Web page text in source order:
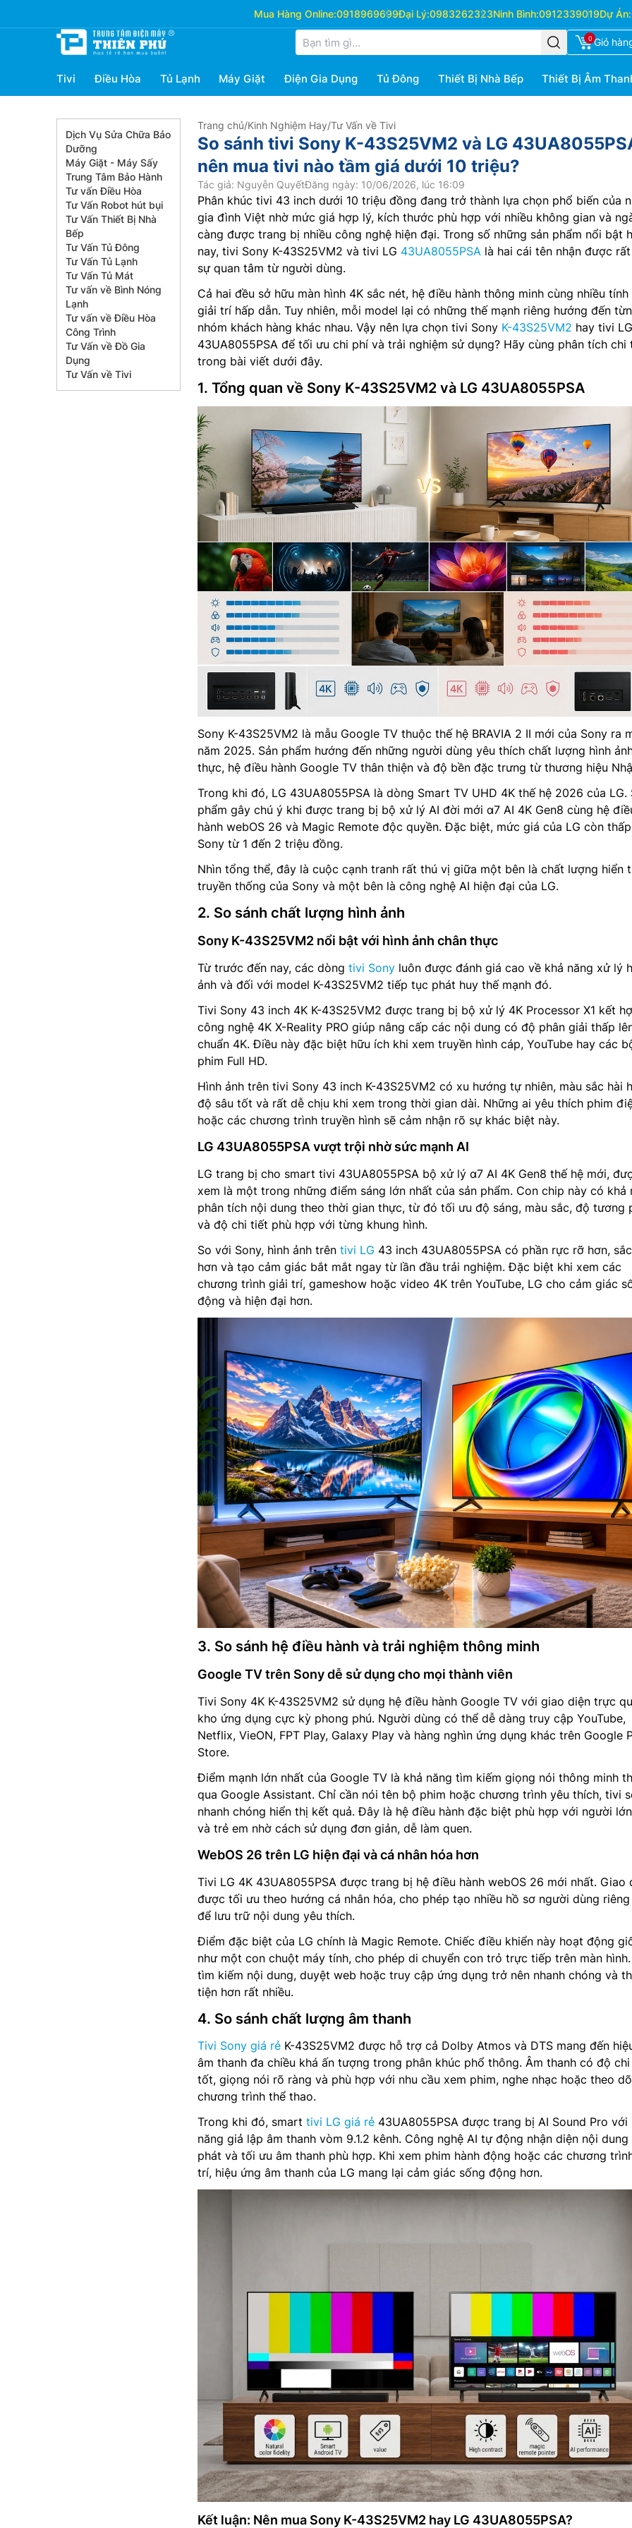
Mua Hàng Online:0918969699Đại Lý:0983262323Ninh Bình:0912339019Dự Án:
0 Giỏ
Tivi Điều Hòa Tủ Lạnh Máy Giặt Điện Gia Dụng Tủ Đông Thiết Bị Nhà Bếp Thiết Bị Âm
Dịch Vụ Sửa Chữa Bảo
Dưỡng
Máy Giặt - Máy Sấy
Trung Tâm Bảo Hành
Tư vấn Điều Hòa
Tư Vấn Robot hút bụi
Tư Vấn Thiết Bị Nhà
Bếp
Tư Vấn Tủ Đông
Tư Vấn Tủ Lạnh
Tư Vấn Tủ Mát
Tư vấn về Bình Nóng
Lạnh
Tư vấn về Điều Hòa
Công Trình
Tư Vấn về Đồ Gia
Dụng
Tư Vấn về Tivi
Trang chủ/Kinh Nghiệm Hay/Tư Vấn về Tivi
So sánh tivi Sony K-43S25VM2 và LG
nên mua tivi nào tầm giá dưới 10 triệu?
Tác giả: Nguyễn QuyếtĐăng ngày: 10/06/2026, lúc 16:09
Phân khúc tivi 43 inch dưới 10 triệu đồng đang trở thành lựa chọn phổ biến của
gia đình Việt nhờ mức giá hợp lý, kích thước phù hợp với nhiều không gian và
càng được trang bị nhiều công nghệ hiện đại. Trong số những sản phẩm nổi bật
nay, tivi Sony K-43S25VM2 và tivi LG 43UA8055PSA là hai cái tên nhận được
sự quan tâm từ người dùng.
Cả hai đều sở hữu màn hình 4K sắc nét, hệ điều hành thông minh cùng nhiều tính
giải trí hấp dẫn. Tuy nhiên, mỗi model lại có những thế mạnh riêng hướng đến
nhóm khách hàng khác nhau. Vậy nên lựa chọn tivi Sony K-43S25VM2 hay tivi LG
43UA8055PSA để tối ưu chi phí và trải nghiệm sử dụng? Hãy cùng phân tích chi
trong bài viết dưới đây.
1. Tổng quan về Sony K-43S25VM2 và LG 43UA8055PSA
Sony K-43S25VM2 là mẫu Google TV thuộc thế hệ BRAVIA 2 II mới của Sony ra
năm 2025. Sản phẩm hướng đến những người dùng yêu thích chất lượng hình
thực, hệ điều hành Google TV thân thiện và độ bền đặc trưng từ thương hiệu
Trong khi đó, LG 43UA8055PSA là dòng Smart TV UHD 4K thế hệ 2026 của LG.
phẩm gây chú ý khi được trang bị bộ xử lý AI đời mới α7 AI 4K Gen8 cùng hệ
hành webOS 26 và Magic Remote độc quyền. Đặc biệt, mức giá của LG còn
Sony từ 1 đến 2 triệu đồng.
Nhìn tổng thể, đây là cuộc cạnh tranh rất thú vị giữa một bên là chất lượng hiển
truyền thống của Sony và một bên là công nghệ AI hiện đại của LG.
2. So sánh chất lượng hình ảnh
Sony K-43S25VM2 nổi bật với hình ảnh chân thực
Từ trước đến nay, các dòng tivi Sony luôn được đánh giá cao về khả năng xử lý
ảnh và đối với model K-43S25VM2 tiếp tục phát huy thế mạnh đó.
Tivi Sony 43 inch 4K K-43S25VM2 được trang bị bộ xử lý 4K Processor X1 kết
công nghệ 4K X-Reality PRO giúp nâng cấp các nội dung có độ phân giải thấp
chuẩn 4K. Điều này đặc biệt hữu ích khi xem truyền hình cáp, YouTube hay các
phim Full HD.
Hình ảnh trên tivi Sony 43 inch K-43S25VM2 có xu hướng tự nhiên, màu sắc hài
độ sâu tốt và rất dễ chịu khi xem trong thời gian dài. Những ai yêu thích phim
hoặc các chương trình truyền hình sẽ cảm nhận rõ sự khác biệt này.
LG 43UA8055PSA vượt trội nhờ sức mạnh AI
LG trang bị cho smart tivi 43UA8055PSA bộ xử lý α7 AI 4K Gen8 thế hệ mới,
xem là một trong những điểm sáng lớn nhất của sản phẩm. Con chip này có khả
phân tích nội dung theo thời gian thực, từ đó tối ưu độ sáng, màu sắc, độ tương
và độ chi tiết phù hợp với từng khung hình.
So với Sony, hình ảnh trên tivi LG 43 inch 43UA8055PSA có phần rực rỡ hơn,
hơn và tạo cảm giác bắt mắt ngay từ lần đầu trải nghiệm. Đặc biệt khi xem các
chương trình giải trí, gameshow hoặc video 4K trên YouTube, LG cho cảm giác
động và hiện đại hơn.
3. So sánh hệ điều hành và trải nghiệm thông minh
Google TV trên Sony dễ sử dụng cho mọi thành viên
Tivi Sony 4K K-43S25VM2 sử dụng hệ điều hành Google TV với giao diện trực
kho ứng dụng cực kỳ phong phú. Người dùng có thể dễ dàng truy cập YouTube,
Netflix, VieON, FPT Play, Galaxy Play và hàng nghìn ứng dụng khác trên Google
Store.
Điểm mạnh lớn nhất của Google TV là khả năng tìm kiếm giọng nói thông minh
qua Google Assistant. Chỉ cần nói tên bộ phim hoặc chương trình yêu thích, tivi
nhanh chóng hiển thị kết quả. Đây là hệ điều hành đặc biệt phù hợp với người
và trẻ em nhờ cách sử dụng đơn giản, dễ làm quen.
WebOS 26 trên LG hiện đại và cá nhân hóa hơn
Tivi LG 4K 43UA8055PSA được trang bị hệ điều hành webOS 26 mới nhất. Giao
được tối ưu theo hướng cá nhân hóa, cho phép tạo nhiều hồ sơ người dùng
để lưu trữ nội dung yêu thích.
Điểm đặc biệt của LG chính là Magic Remote. Chiếc điều khiển này hoạt động
như một con chuột máy tính, cho phép di chuyển con trỏ trực tiếp trên màn
tìm kiếm nội dung, duyệt web hoặc truy cập ứng dụng trở nên nhanh chóng và
tiện hơn rất nhiều.
4. So sánh chất lượng âm thanh
Tivi Sony giá rẻ K-43S25VM2 được hỗ trợ cả Dolby Atmos và DTS mang đến
âm thanh đa chiều khá ấn tượng trong phân khúc phổ thông. Âm thanh có độ
tốt, giọng nói rõ ràng và phù hợp với nhu cầu xem phim, nghe nhạc hoặc theo
chương trình thể thao.
Trong khi đó, smart tivi LG giá rẻ 43UA8055PSA được trang bị AI Sound Pro với
năng giả lập âm thanh vòm 9.1.2 kênh. Công nghệ AI tự động nhận diện nội dung
phát và tối ưu âm thanh phù hợp. Khi xem phim hành động hoặc các chương
trí, hiệu ứng âm thanh của LG mang lại cảm giác sống động hơn.
Kết luận: Nên mua Sony K-43S25VM2 hay LG 43UA8055PSA?